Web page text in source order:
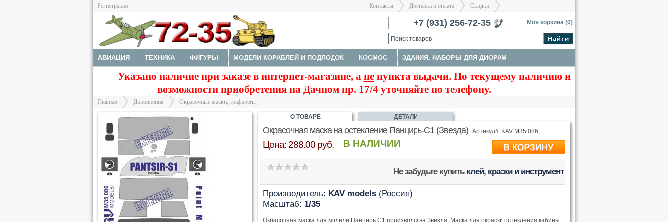
Регистрация Контакты
>
Доставка и оплата
>
Скидки
>
+7 (931) 256-72-35
Санкт-Петербург Моя корзина (0)
АВИАЦИЯ ТЕХНИКА ФИГУРЫ МОДЕЛИ КОРАБЛЕЙ И ПОДЛОДОК КОСМОС ЗДАНИЯ, НАБОРЫ ДЛЯ ДИОРАМ
ДОПОЛНЕНИЯ ДЕКАЛИ КОЛЕСА НАБОРЫ ДЕТАЛИРОВКИ ОКРАСОЧНЫЕ МАСКИ, ТРАФАРЕТЫ ТРАКИ И СТВОЛЫ
КРАСКИ И ИНСТРУМЕНТЫ
Указано наличие при заказе в интернет-магазине, а непункта выдачи. По текущему наличию и
возможности приобретения на Дачном пр. 17/4 уточняйте по телефону.
Главная
>
Дополнения
>
Окрасочные маски, трафареты
Окрасочная маска на остекление Панцирь-С1 (Звезда) Артикул#: KAV M35 086
Цена: 288.00 руб. В НАЛИЧИИ
Не забудьте купить клей, краски и инструмент
Производитель: KAV models (Россия)
Масштаб: 1/35
Окрасочная маска для модели Панцирь С1 производства Звезда. Маска для окраски остекления кабины
О ТОВАРЕ ДЕТАЛИ